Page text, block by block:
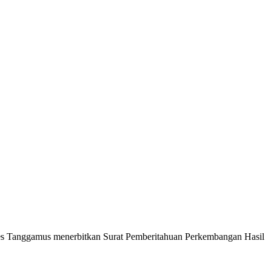
menerbitkan Surat Pemberitahuan Perkembangan Hasil